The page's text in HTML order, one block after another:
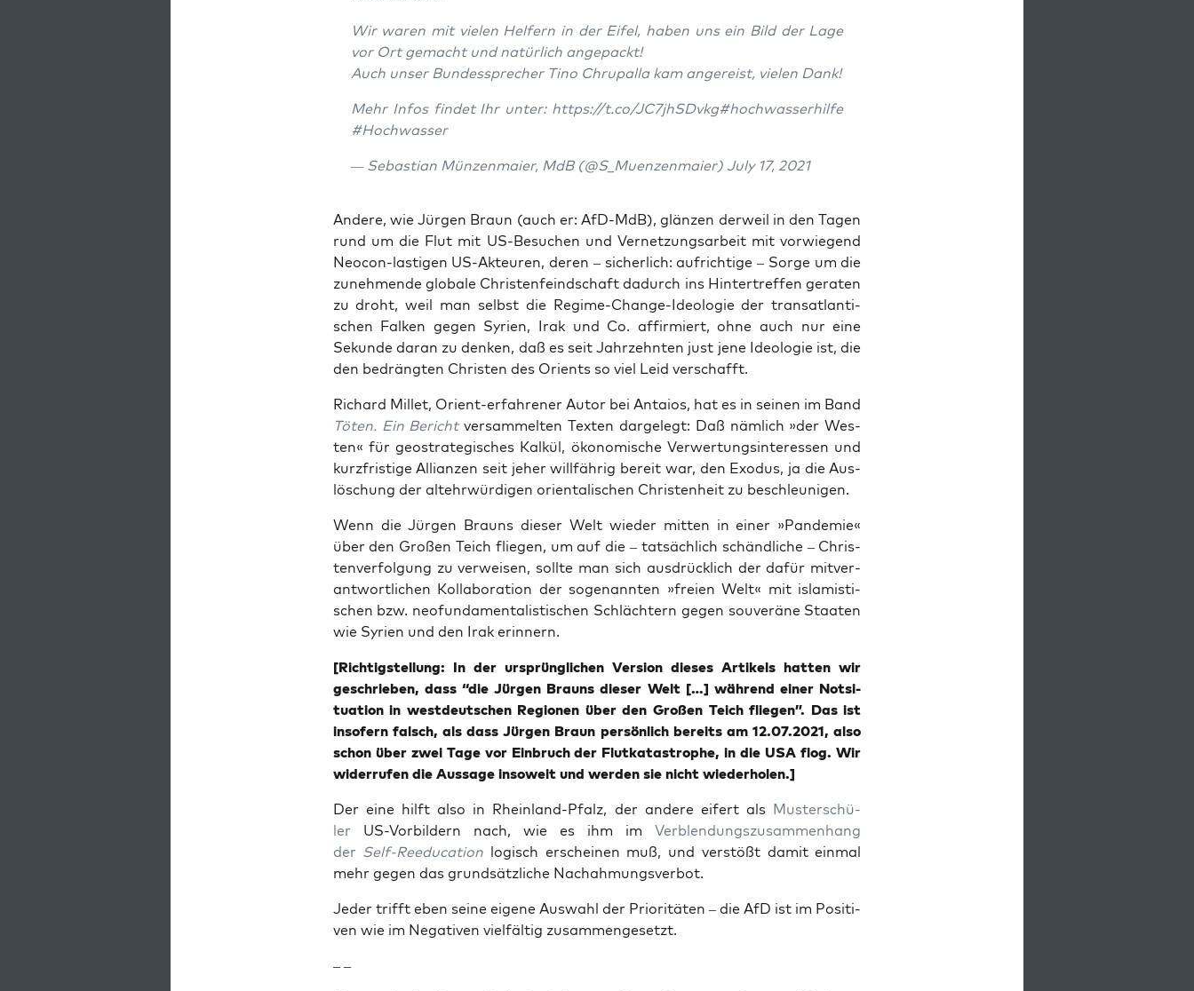
Wir waren mit vie­len Hel­fern in der Eifel, haben uns ein Bild der Lage
vor Ort gemacht und natür­lich angepackt!
Auch unser Bun­des­spre­cher Tino Chrup­al­la kam ange­reist, vie­len Dank!
Mehr Infos fin­det Ihr unter: https://t.co/JC7jhSDvkg#hoch­was­ser­hil­fe
#Hoch­was­ser
— Sebas­ti­an Mün­zen­mai­er, MdB (@S_Muenzenmaier) July 17, 2021
Ande­re, wie Jür­gen Braun (auch er: AfD-MdB), glän­zen der­weil in den Tagen
rund um die Flut mit US-Besu­chen und Ver­net­zungs­ar­beit mit vor­wie­gend
Neo­con-las­ti­gen US-Akteu­ren, deren – sicher­lich: auf­rich­ti­ge – Sor­ge um die
zuneh­men­de glo­ba­le Chris­ten­feind­schaft dadurch ins Hin­ter­tref­fen gera­ten
zu droht, weil man selbst die Regime-Chan­ge-Ideo­lo­gie der trans­at­lan­ti­
schen Fal­ken gegen Syri­en, Irak und Co. affir­miert, ohne auch nur eine
Sekun­de dar­an zu den­ken, daß es seit Jahr­zehn­ten just jene Ideo­lo­gie ist, die
den bedräng­ten Chris­ten des Ori­ents so viel Leid verschafft.
Richard Mil­let, Ori­ent-erfah­re­ner Autor bei Antai­os, hat es in sei­nen im Band
Töten. Ein Bericht ver­sam­mel­ten Tex­ten dar­ge­legt: Daß näm­lich »der Wes­
ten« für geo­stra­te­gi­sches Kal­kül, öko­no­mi­sche Ver­wer­tungs­in­ter­es­sen und
kurz­fris­ti­ge Alli­an­zen seit jeher will­fäh­rig bereit war, den Exodus, ja die Aus­
lö­schung der alt­ehr­wür­di­gen ori­en­ta­li­schen Chris­ten­heit zu beschleunigen.
Wenn die Jür­gen Brauns die­ser Welt wie­der mit­ten in einer »Pan­de­mie«
über den Gro­ßen Teich flie­gen, um auf die – tat­säch­lich schänd­li­che – Chris­
ten­ver­fol­gung zu ver­wei­sen, soll­te man sich aus­drück­lich der dafür mit­ver­
ant­wort­li­chen Kol­la­bo­ra­ti­on der soge­nann­ten »frei­en Welt« mit isla­mis­ti­
schen bzw. neo­fun­da­men­ta­lis­ti­schen Schläch­tern gegen sou­ve­rä­ne Staa­ten
wie Syri­en und den Irak erinnern.
[Rich­tig­stel­lung: In der ursprüng­li­chen Ver­si­on die­ses Arti­kels hat­ten wir
geschrie­ben, dass “die Jür­gen Brauns die­ser Welt […] wäh­rend einer Not­si­
tua­ti­on in west­deut­schen Regio­nen über den Gro­ßen Teich flie­gen”. Das ist
inso­fern falsch, als dass Jür­gen Braun per­sön­lich bereits am 12.07.2021, also
schon über zwei Tage vor Ein­bruch der Flut­ka­ta­stro­phe, in die USA flog. Wir
wider­ru­fen die Aus­sa­ge inso­weit und wer­den sie nicht wiederholen.]
Der eine hilft also in Rhein­land-Pfalz, der ande­re eifert als Mus­ter­schü­
ler US-Vor­bil­dern nach, wie es ihm imVer­blen­dungs­zu­sam­men­hang
der Self-Ree­du­ca­ti­on logisch erschei­nen muß, und ver­stößt damit ein­mal
mehr gegen das grund­sätz­li­che Nachahmungsverbot.
Jeder trifft eben sei­ne eige­ne Aus­wahl der Prio­ri­tä­ten – die AfD ist im Posi­ti­
ven wie im Nega­ti­ven viel­fäl­tig zusammengesetzt.
– –